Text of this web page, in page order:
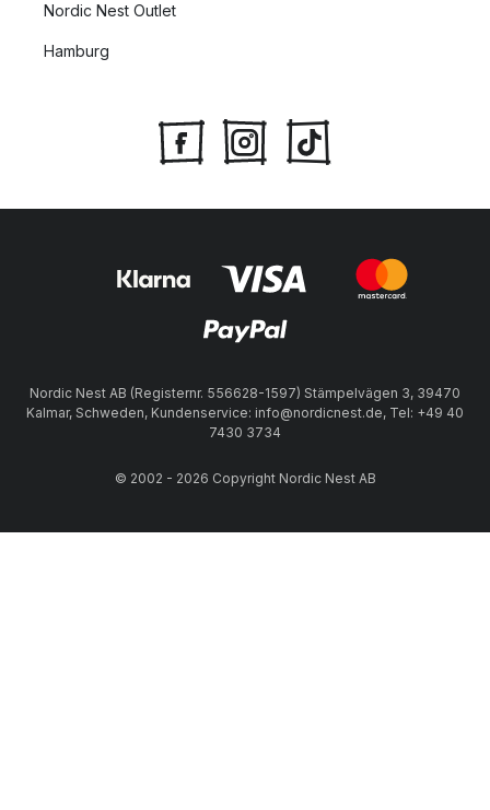
Nordic Nest Outlet
Hamburg
Nordic Nest AB (Registernr. 556628-1597) Stämpelvägen 3, 39470
Kalmar, Schweden, Kundenservice: info@nordicnest.de, Tel: +49 40
7430 3734
© 2002 - 2026 Copyright Nordic Nest AB